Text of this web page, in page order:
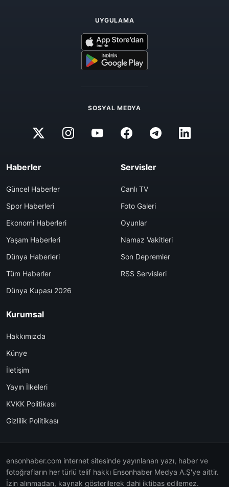
UYGULAMA
SOSYAL MEDYA
Haberler
Güncel Haberler
Spor Haberleri
Ekonomi Haberleri
Yaşam Haberleri
Dünya Haberleri
Tüm Haberler
Dünya Kupası 2026
Servisler
Canlı TV
Foto Galeri
Oyunlar
Namaz Vakitleri
Son Depremler
RSS Servisleri
Kurumsal
Hakkımızda
Künye
İletişim
Yayın İlkeleri
KVKK Politikası
Gizlilik Politikası
ensonhaber.com internet sitesinde yayınlanan yazı, haber ve
fotoğrafların her türlü telif hakkı Ensonhaber Medya A.Ş'ye aittir.
İzin alınmadan, kaynak gösterilerek dahi iktibas edilemez.